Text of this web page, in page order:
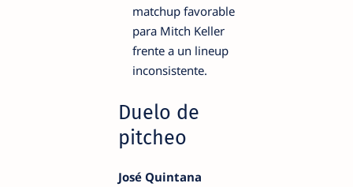
matchup favorable
para Mitch Keller
frente a un lineup
inconsistente.
Duelo de
pitcheo
José Quintana